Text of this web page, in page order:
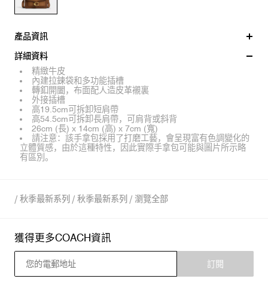
產品資訊
詳細資料
精緻牛皮
內建拉鍊袋和多功能插槽
轉釦開闔，布面配人造皮革襯裏
外接插槽
高19.5cm可拆卸短肩帶
高54.5cm可拆卸長肩帶，可肩背或斜背
26cm (長) x 14cm (高) x 7cm (寬)
請注意：該手拿包採用了打磨工藝，會呈現富有色調變化的
立體質感，由於這種特性，因此實際手拿包可能與圖片所示略
有區別。
/ 秋季最新系列 / 秋季最新系列 / 瀏覽全部
獲得更多COACH資訊
訂閱